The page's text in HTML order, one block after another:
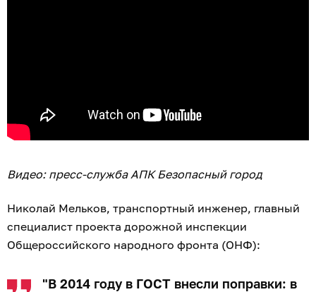
Видео: пресс-служба АПК Безопасный город
Николай Мельков, транспортный инженер, главный
специалист проекта дорожной инспекции
Общероссийского народного фронта (ОНФ):
"В 2014 году в ГОСТ внесли поправки: в